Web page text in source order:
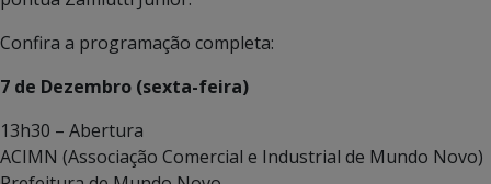
Confira a programação completa:
7 de Dezembro (sexta-feira)
13h30 – Abertura
ACIMN (Associação Comercial e Industrial de Mundo Novo)